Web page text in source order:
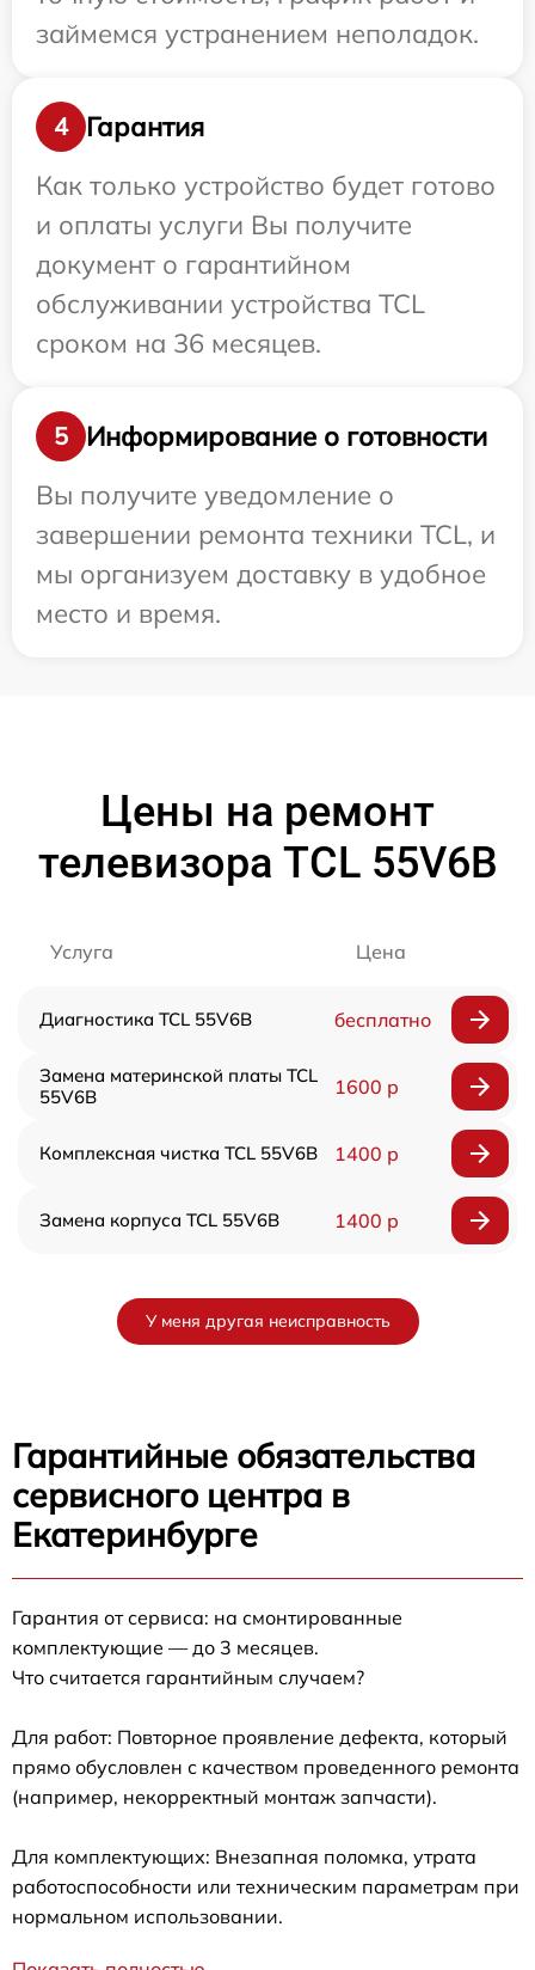
займемся устранением неполадок.
4
Гарантия
Как только устройство будет готово
и оплаты услуги Вы получите
документ о гарантийном
обслуживании устройства TCL
сроком на 36 месяцев.
5
Информирование о готовности
Вы получите уведомление о
завершении ремонта техники TCL, и
мы организуем доставку в удобное
место и время.
Цены на ремонт
телевизора TCL 55V6B
Услуга Цена
Диагностика TCL 55V6B бесплатно
Замена материнской платы TCL
55V6B
1600 р
Комплексная чистка TCL 55V6B 1400 р
Замена корпуса TCL 55V6B 1400 р
У меня другая неисправность
Гарантийные обязательства
сервисного центра в
Екатеринбурге
Гарантия от сервиса: на смонтированные
комплектующие — до 3 месяцев.
Что считается гарантийным случаем?
Для работ: Повторное проявление дефекта, который
прямо обусловлен с качеством проведенного ремонта
(например, некорректный монтаж запчасти).
Для комплектующих: Внезапная поломка, утрата
работоспособности или техническим параметрам при
нормальном использовании.